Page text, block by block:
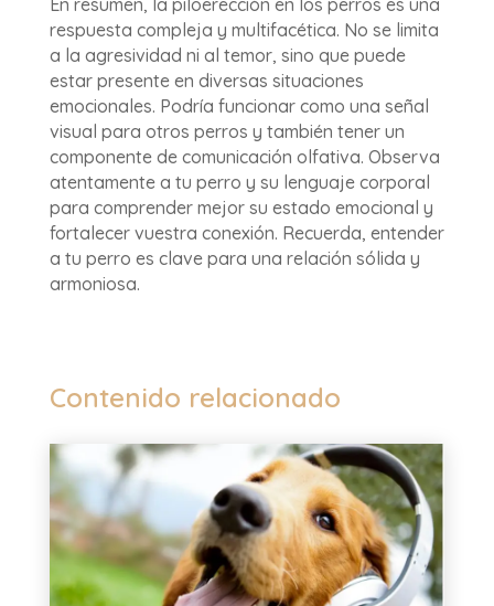
En resumen, la piloerección en los perros es una
respuesta compleja y multifacética. No se limita
a la agresividad ni al temor, sino que puede
estar presente en diversas situaciones
emocionales. Podría funcionar como una señal
visual para otros perros y también tener un
componente de comunicación olfativa. Observa
atentamente a tu perro y su lenguaje corporal
para comprender mejor su estado emocional y
fortalecer vuestra conexión. Recuerda, entender
a tu perro es clave para una relación sólida y
armoniosa.
Contenido relacionado